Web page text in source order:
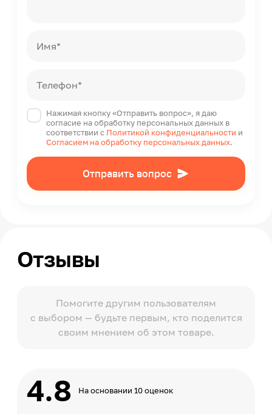
Имя*
Телефон*
Нажимая кнопку «Отправить вопрос», я даю
согласие на обработку персональных данных в
соответствии с Политикой конфиденциальности и
Согласием на обработку персональных данных.
Отправить вопрос
Отзывы
Помогите другим пользователям
с выбором — будьте первым, кто поделится
своим мнением об этом товаре.
4.8 На основании 10 оценок